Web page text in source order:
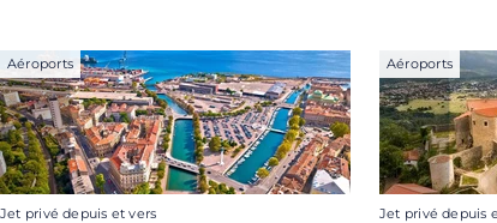
Aéroports
Jet privé depuis et vers
Aéroports
Jet privé depuis